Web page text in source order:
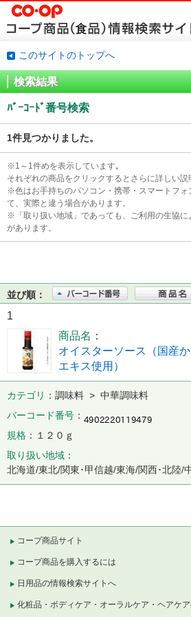
このサイトのトップへ
検索結果
ﾊﾞｰｺｰﾄﾞ番号検索
1件見つかりました。
※1～1件めを表示しています｡
それぞれの商品をクリックするとさらに詳しい説
※色はお手持ちのパソコン・携帯・スマートフォ
て、実際と違う場合があります。
※「取り扱い地域」であっても、ご利用の生協に
があります。
並び順：
1
商品名
オイスターソース（国産か
エキス使用）
カテゴリ
調味料 > 中華調味料
バーコード番号
規格
１２０ｇ
取り扱い地域
北海道/東北/関東･甲信越/東海/関西･北陸/
コープ商品サイト
コープ商品を購入するには
日用品の情報検索サイトへ
化粧品・ボディケア・オーラルケア・ヘアケ